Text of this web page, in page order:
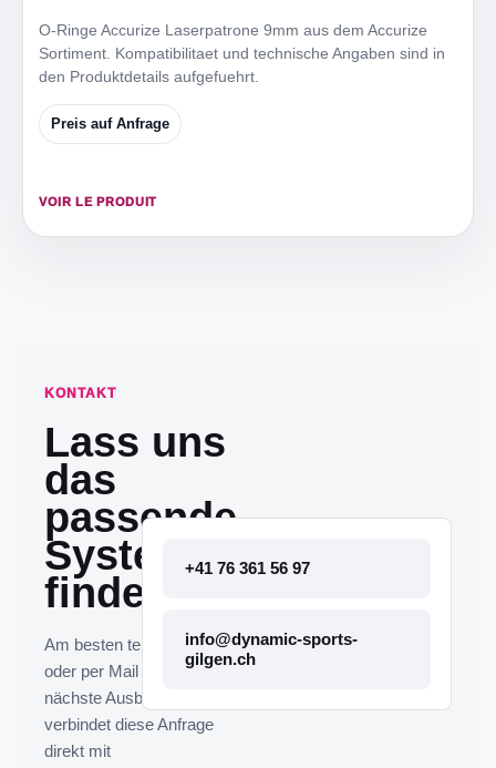
O-Ringe Accurize Laserpatrone 9mm aus dem Accurize
Sortiment. Kompatibilitaet und technische Angaben sind in
den Produktdetails aufgefuehrt.
Preis auf Anfrage
VOIR LE PRODUIT
KONTAKT
Lass uns
das
passende
System
finden.
Am besten telefonisch
oder per Mail melden. Die
nächste Ausbaustufe
verbindet diese Anfrage
direkt mit
+41 76 361 56 97
info@dynamic-sports-
gilgen.ch